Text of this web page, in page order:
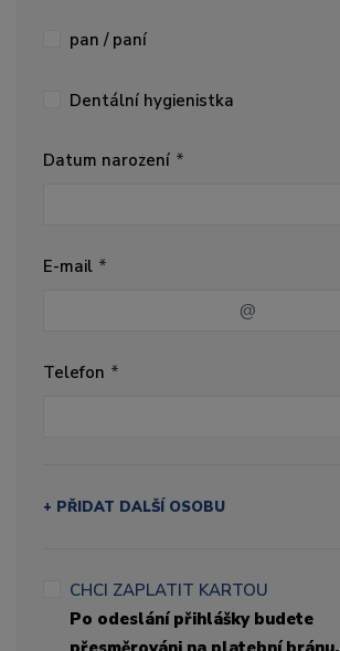
pan / paní
Dentální hygienistka
Datum narození
E-mail
Telefon
+ PŘIDAT DALŠÍ OSOBU
CHCI ZAPLATIT KARTOU
Po odeslání přihlášky budete